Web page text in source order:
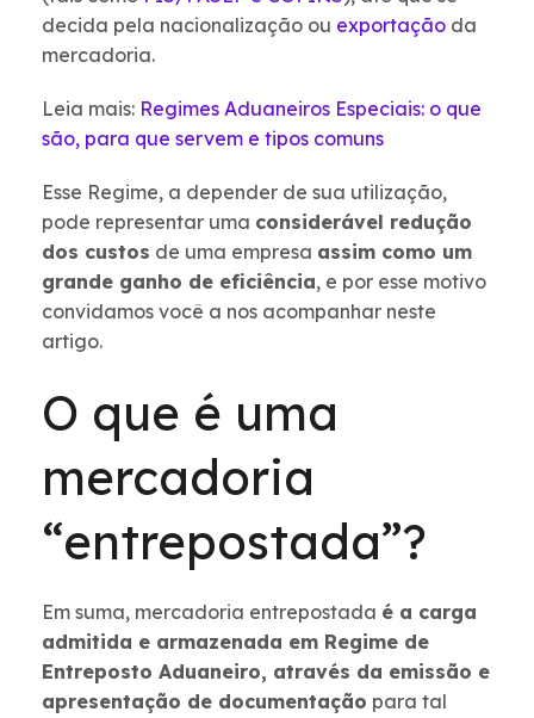
decida pela nacionalização ou exportação da
mercadoria.
Leia mais: Regimes Aduaneiros Especiais: o que
são, para que servem e tipos comuns
Esse Regime, a depender de sua utilização,
pode representar uma considerável redução
dos custos de uma empresa assim como um
grande ganho de eficiência, e por esse motivo
convidamos você a nos acompanhar neste
artigo.
O que é uma
mercadoria
“entrepostada”?
Em suma, mercadoria entrepostada é a carga
admitida e armazenada em Regime de
Entreposto Aduaneiro, através da emissão e
apresentação de documentação para tal